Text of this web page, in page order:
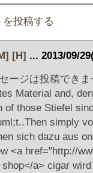
投稿する
[H] ... 2013/09/
ージは投稿でき
Material and,
of those Stiefel
simply
sich dazu aus
<a href="http://
a> cigar